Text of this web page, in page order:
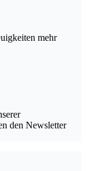
mehr
den Newsletter